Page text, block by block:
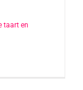
taart en